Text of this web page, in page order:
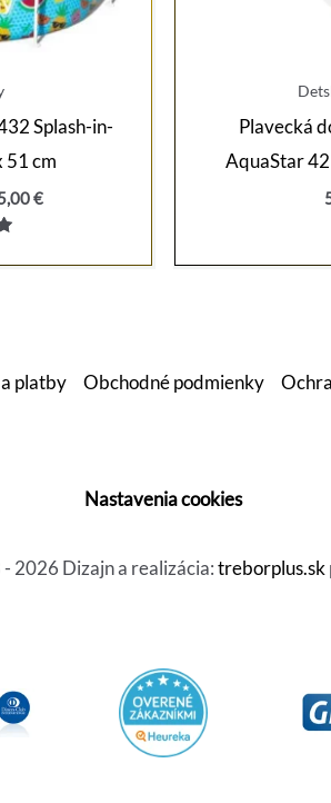
Splash-in-
51 cm
€.
€Aktuálna
95,00 €.
Plavecká
AquaStar
platby Obchodné podmienky
Nastavenia cookies
2026 Dizajn a realizácia:treborplus.sk